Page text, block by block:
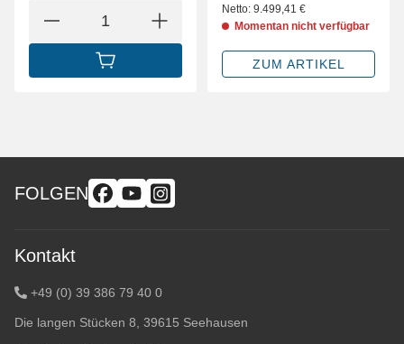
IN DEN WARENKORB
Netto: 9.499,41 €
Momentan nicht verfügbar
ZUM ARTIKEL
FOLGEN
Kontakt
+49 (0) 39 386 79 40 0
Die langen Stücken 8, 39615 Seehausen